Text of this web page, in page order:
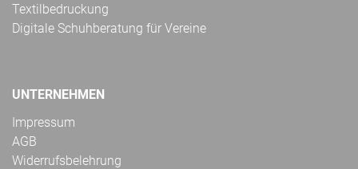
Textilbedruckung
Digitale Schuhberatung für Vereine
UNTERNEHMEN
Impressum
AGB
Widerrufsbelehrung